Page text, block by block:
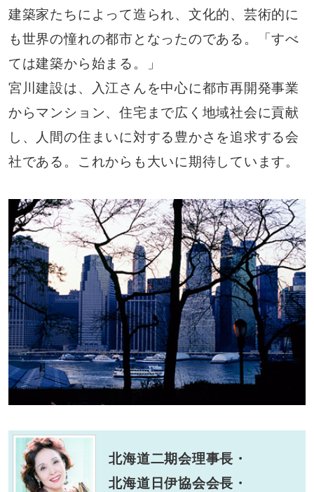
建築家たちによって造られ、文化的、芸術的に
も世界の憧れの都市となったのである。「すべ
ては建築から始まる。」
宮川建設は、入江さんを中心に都市再開発事業
からマンション、住宅まで広く地域社会に貢献
し、人間の住まいに対する豊かさを追求する会
社である。これからも大いに期待しています。
北海道二期会理事長・
北海道日伊協会会長・